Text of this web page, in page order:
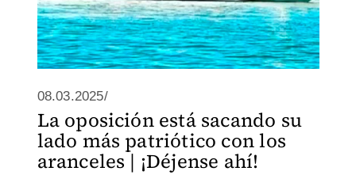
08.03.2025/
La oposición está sacando su
lado más patriótico con los
aranceles | ¡Déjense ahí!